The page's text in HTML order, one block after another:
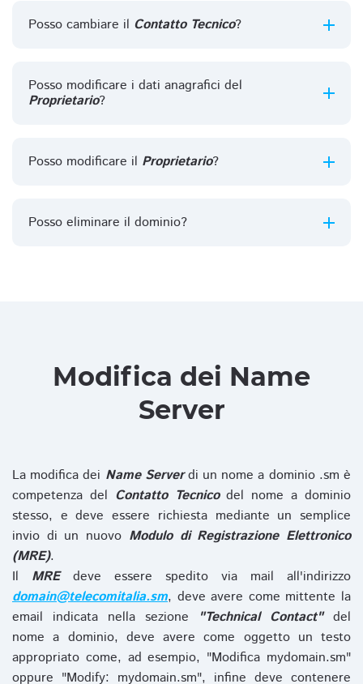
Posso cambiare il Contatto Tecnico?
Posso modificare i dati anagrafici del
Proprietario?
Posso modificare il Proprietario?
Posso eliminare il dominio?
Modifica dei Name
Server
La modifica dei Name Serverdi un nome a dominio .sm è
competenza del Contatto Tecnicodel nome a dominio
stesso, e deve essere richiesta mediante un semplice
invio di un nuovo Modulo di Registrazione Elettronico
(MRE).
Il MREdeve essere spedito via mail all'indirizzo
domain@telecomitalia.sm, deve avere come mittente la
email indicata nella sezione
"Technical Contact"del
nome a dominio, deve avere come oggetto un testo
appropriato come, ad esempio, "Modifica mydomain.sm"
oppure "Modify: mydomain.sm", infine deve contenere